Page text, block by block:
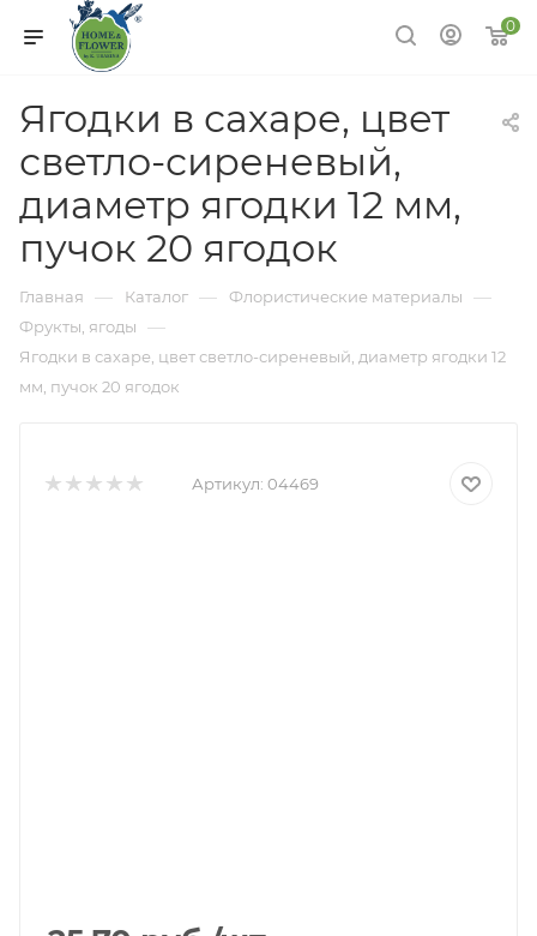
0
Ягодки в сахаре, цвет
светло-сиреневый,
диаметр ягодки 12 мм,
пучок 20 ягодок
Главная — Каталог — Флористические материалы —
Фрукты, ягоды —
Ягодки в сахаре, цвет светло-сиреневый, диаметр ягодки 12
мм, пучок 20 ягодок
Артикул: 04469